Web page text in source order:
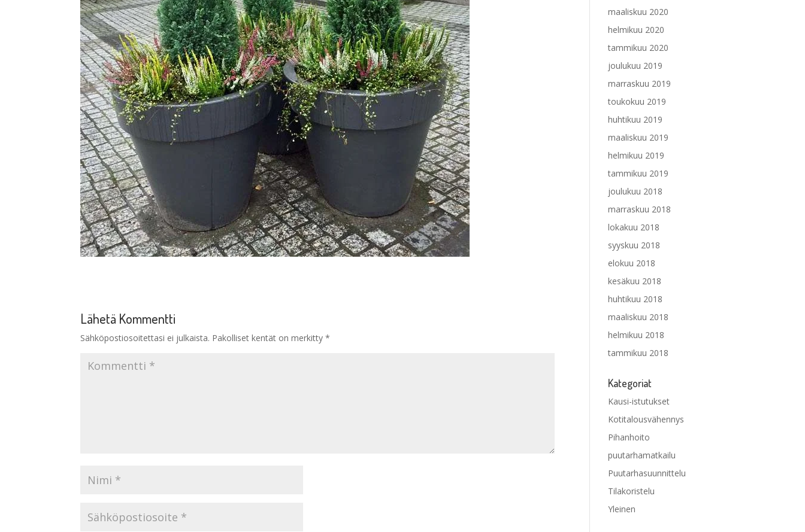
Lähetä Kommentti
Sähköpostiosoitettasi ei julkaista. Pakolliset kentät on merkitty*
maaliskuu 2020
helmikuu 2020
tammikuu 2020
joulukuu 2019
marraskuu 2019
toukokuu 2019
huhtikuu 2019
maaliskuu 2019
helmikuu 2019
tammikuu 2019
joulukuu 2018
marraskuu 2018
lokakuu 2018
syyskuu 2018
elokuu 2018
kesäkuu 2018
huhtikuu 2018
maaliskuu 2018
helmikuu 2018
tammikuu 2018
Kategoriat
Kausi-istutukset
Kotitalousvähennys
Pihanhoito
puutarhamatkailu
Puutarhasuunnittelu
Tilakoristelu
Yleinen